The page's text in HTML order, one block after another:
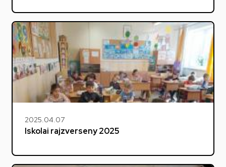
2025.04.07
Iskolai rajzverseny 2025